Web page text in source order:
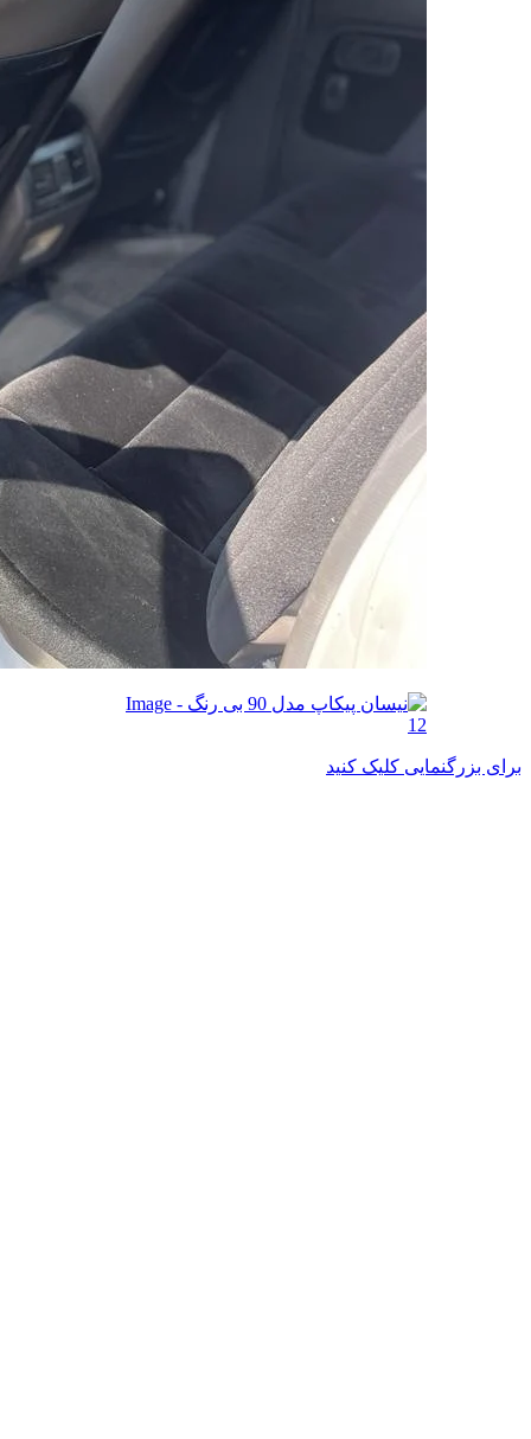
برای بزرگنمایی کلیک کنید